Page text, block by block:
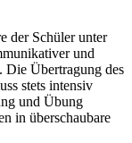
der Schüler unter
und
Die Übertragung des
stets intensiv
und Übung
in überschaubare